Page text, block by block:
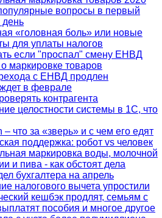
вопросы в первый
день
«головная боль» или новые
для уплаты налогов
если "проспал" смену ЕНВД
маркировке товаров
с ЕНВД продлен
в феврале
контрагента
целостности системы в 1С, что
что за «зверь» и с чем его едят
поддержка: робот vs человек
маркировка воды, молочной
и пива - как обстоят дела
бухгалтера на апрель
налогового вычета упростили
кешбэк продлят, семьям с
пособия и многое другое